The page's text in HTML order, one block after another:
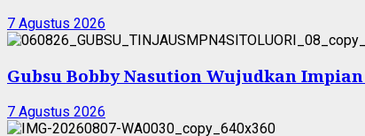
7 Agustus 2026
Gubsu Bobby Nasution Wujudkan
7 Agustus 2026